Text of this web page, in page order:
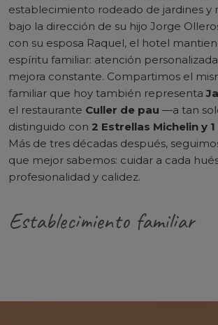
establecimiento rodeado de jardines y
bajo la dirección de su hijo Jorge
con su esposa Raquel, el hotel
espíritu familiar: atención
mejora constante. Compartimos el
familiar que hoy también representa
el restaurante Culler de pau —a tan
distinguido con 2 Estrellas Michelin y
Más de tres décadas después,
que mejor sabemos: cuidar a cada
profesionalidad y calidez.
Establecimiento familiar